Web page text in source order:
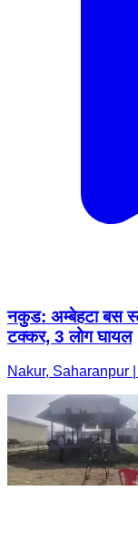
नकुड: अम्बेहटा बस
टक्कर, 3 लोग घायल
Nakur, Saharanpur